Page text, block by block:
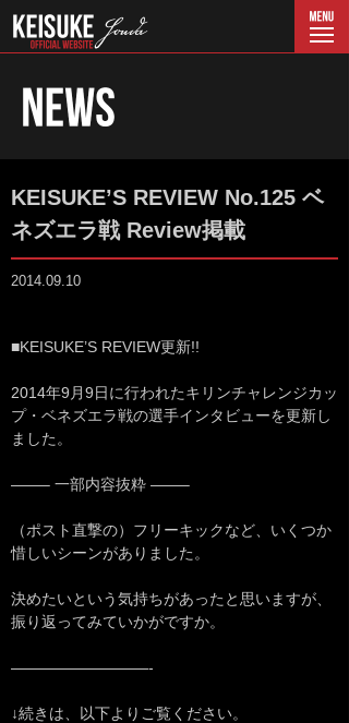
KEISUKE’S REVIEW No.125 ベ
ネズエラ戦 Review掲載
2014.09.10
■KEISUKE’S REVIEW更新!!
2014年9月9日に行われたキリンチャレンジカッ
プ・ベネズエラ戦の選手インタビューを更新し
ました。
——– 一部内容抜粋 ——–
（ポスト直撃の）フリーキックなど、いくつか
惜しいシーンがありました。
決めたいという気持ちがあったと思いますが、
振り返ってみていかがですか。
—————————-
↓続きは、以下よりご覧ください。